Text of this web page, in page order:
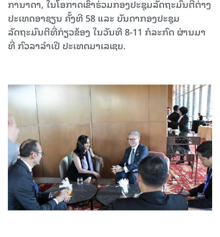
ການາດາ, ໃນໂອກາດເຂົ້າຮ່ວມກອງປະຊຸມລັດຖະມົນຕີຕ່າງ
ປະເທດອາຊຽນ ຄັ້ງທີ 58 ແລະ ບັນດາກອງປະຊຸມ
ລັດຖະມົນຕີທີ່ກ່ຽວຂ້ອງ ໃນວັນທີ 8-11 ກໍລະກົດ ຜ່ານມາ
ທີ່ ກົວລາລໍາເປີ ປະເທດມາເລເຊຍ.